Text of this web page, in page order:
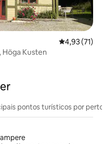
4,93 de uma
4,93 (71)
Höga Kusten
pontos turísticos por perto